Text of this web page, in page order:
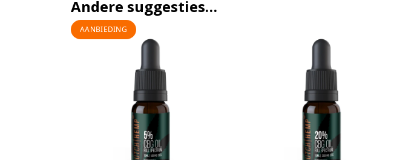
Andere suggesties…
AANBIEDING